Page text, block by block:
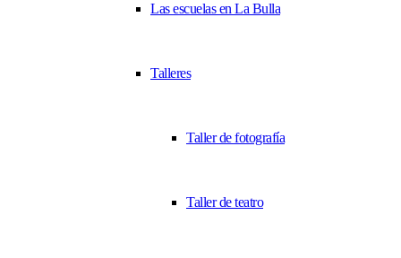
Las escuelas en La Bulla
Talleres
Taller de fotografía
Taller de teatro